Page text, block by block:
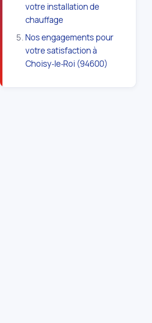
votre installation de
chauffage
Nos engagements pour
votre satisfaction à
Choisy‑le‑Roi (94600)